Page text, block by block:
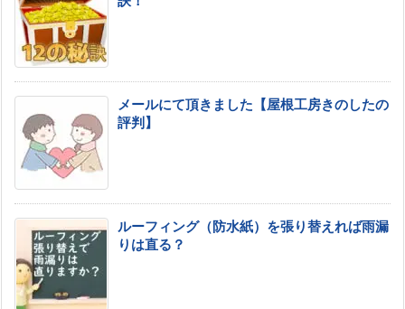
メールにて頂きました【屋根工房きのしたの
評判】
ルーフィング（防水紙）を張り替えれば雨漏
りは直る？